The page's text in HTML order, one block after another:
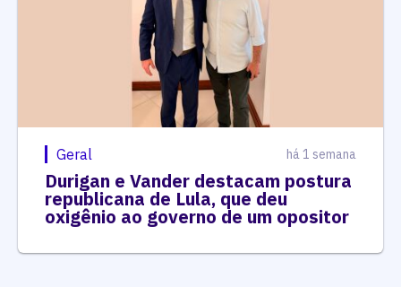
Geral há 1 semana
Durigan e Vander destacam postura
republicana de Lula, que deu
oxigênio ao governo de um opositor